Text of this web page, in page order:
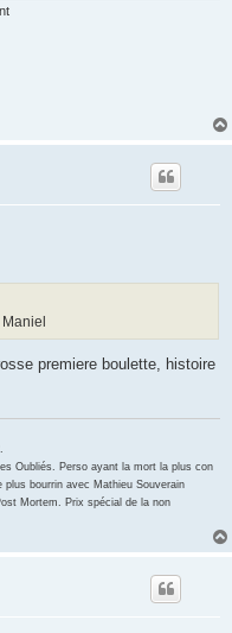
premiere boulette, histoire
Oubliés. Perso ayant la mort la plus con
bourrin avec Mathieu Souverain
Mortem. Prix spécial de la non